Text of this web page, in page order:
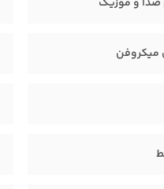
میکروفن